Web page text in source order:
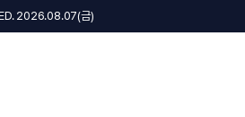
2026.08.07(금)